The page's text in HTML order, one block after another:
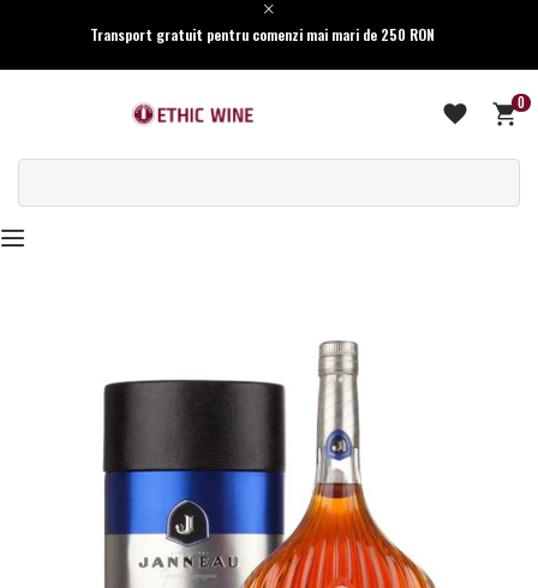
Transport gratuit pentru comenzi mai mari de 250 RON
0